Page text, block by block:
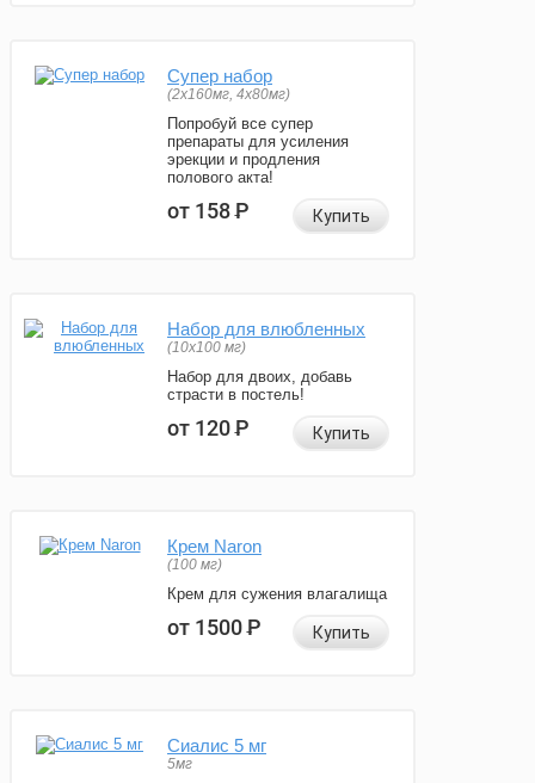
Супер набор
(2х160мг, 4х80мг)
Попробуй все супер
препараты для усиления
эрекции и продления
полового акта!
от 158Р Купить
Набор для влюбленных
(10х100 мг)
Набор для двоих, добавь
страсти в постель!
от 120Р Купить
Крем Naron
(100 мг)
Крем для сужения влагалища
от 1500Р Купить
Сиалис 5 мг
5мг